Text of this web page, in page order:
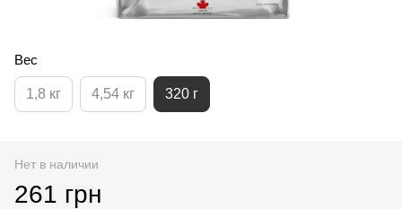
Вес
1,8 кг 4,54 кг 320 г
Нет в наличии
261 грн